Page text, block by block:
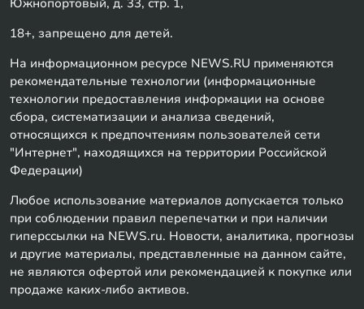
18+, запрещено для детей.
На информационном ресурсе NEWS.RU применяются
рекомендательные технологии (информационные
технологии предоставления информации на основе
сбора, систематизации и анализа сведений,
относящихся к предпочтениям пользователей сети
"Интернет", находящихся на территории Российской
Федерации)
Любое использование материалов допускается только
при соблюдении правил перепечатки и при наличии
гиперссылки на NEWS.ru. Новости, аналитика, прогнозы
и другие материалы, представленные на данном сайте,
не являются офертой или рекомендацией к покупке или
продаже каких-либо активов.